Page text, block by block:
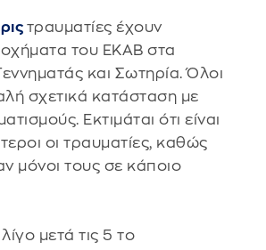
τραυματίες έχουν
οχήματα του ΕΚΑΒ στα
και Σωτηρία. Όλοι
σχετικά κατάσταση με
Εκτιμάται ότι είναι
οι τραυματίες, καθώς
μόνοι τους σε κάποιο
μετά τις 5 το